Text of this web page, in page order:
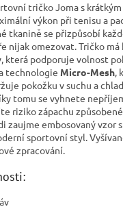
tričko Joma s
výkon při tenisu a
tkanině se přizpůsobí
nijak omezovat. Tričko
která podporuje volnost
technologie Micro-Mesh,
pokožku v suchu a
tomu se vyhnete
riziko zápachu
zaujme embosovaný vzor
sportovní styl.
zpracování.